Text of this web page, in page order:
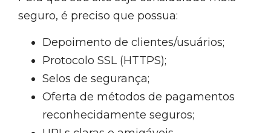
seguro, é preciso que possua:
Depoimento de clientes/usuários;
Protocolo SSL (HTTPS);
Selos de segurança;
Oferta de métodos de pagamentos
reconhecidamente seguros;